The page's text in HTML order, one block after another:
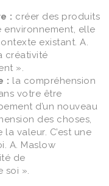
: créer des produits
environnement, elle
existant. A.
créativité
».
: la compréhension
votre être
d’un nouveau
des choses,
valeur. C’est une
A. Maslow
de
soi ».